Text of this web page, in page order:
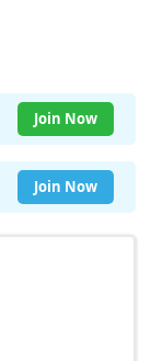
Join Now
Join Now